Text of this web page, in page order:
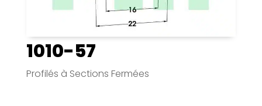
1010-57
Profilés à Sections Fermées